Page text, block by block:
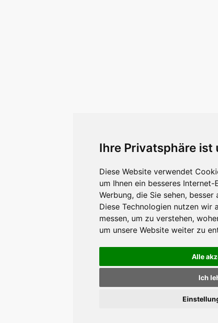
Ihre Privatsphäre ist
Diese Website verwendet
um Ihnen ein besseres
Werbung, die Sie sehen,
Diese Technologien nutzen wir
messen, um zu verstehen,
um unsere Website weiter zu
Alle
Ich